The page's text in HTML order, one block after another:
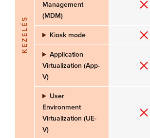
KEZELÉS
Management
(MDM)
Kiosk mode
Application
Virtualization (App-
V)
User
Environment
Virtualization (UE-
V)